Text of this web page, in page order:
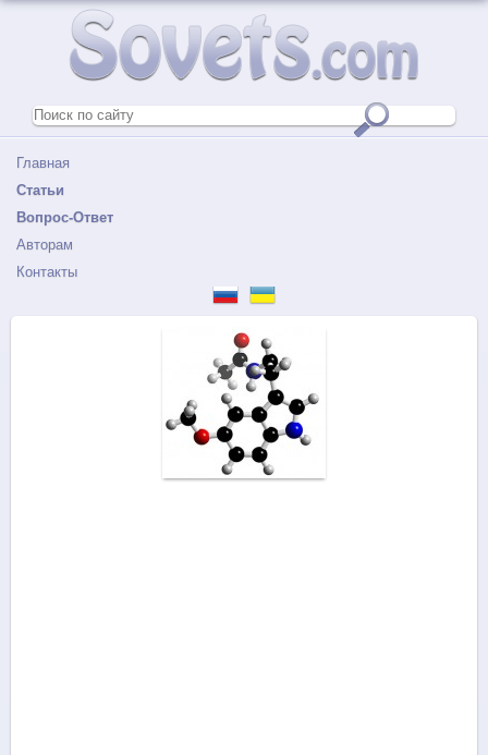
Главная
Статьи
Вопрос-Ответ
Авторам
Контакты